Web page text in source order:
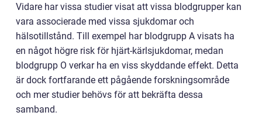
Vidare har vissa studier visat att vissa blodgrupper kan
vara associerade med vissa sjukdomar och
hälsotillstånd. Till exempel har blodgrupp A visats ha
en något högre risk för hjärt-kärlsjukdomar, medan
blodgrupp O verkar ha en viss skyddande effekt. Detta
är dock fortfarande ett pågående forskningsområde
och mer studier behövs för att bekräfta dessa
samband.